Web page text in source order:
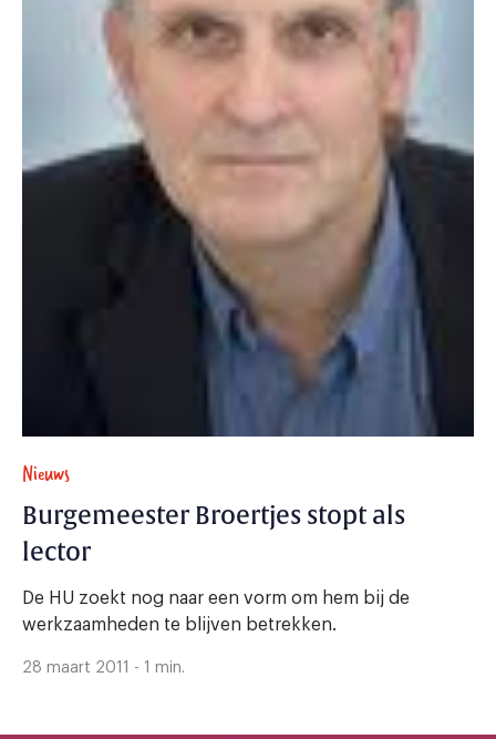
Nieuws
Burgemeester Broertjes stopt als
lector
De HU zoekt nog naar een vorm om hem bij de
werkzaamheden te blijven betrekken.
28 maart 2011 - 1 min.